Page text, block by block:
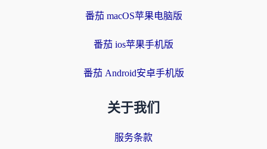
番茄 macOS苹果电脑版
番茄 ios苹果手机版
番茄 Android安卓手机版
关于我们
服务条款